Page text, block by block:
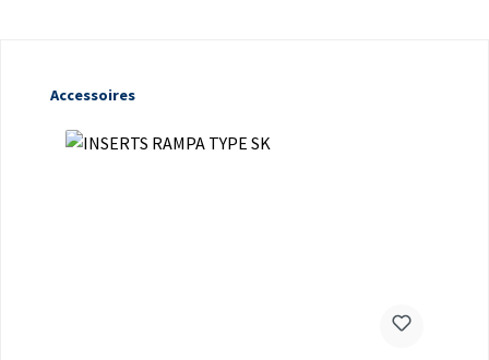
Ignorer la galerie de produits
Accessoires